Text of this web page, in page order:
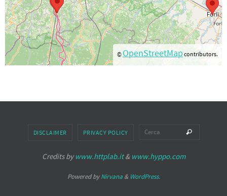
© OpenStreetMap contributors.
DISCLAIMER PRIVACY POLICY Cerca
Credits by www.httplab.it& www.hyppo.com
Powered byNirvana& WordPress.